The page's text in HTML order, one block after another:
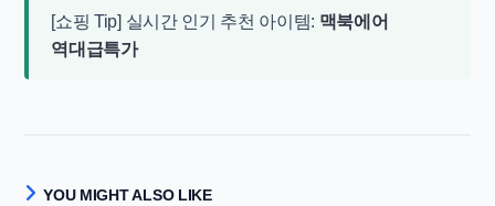
[쇼핑 Tip] 실시간 인기 추천 아이템: 맥북에어
역대급특가
YOU MIGHT ALSO LIKE